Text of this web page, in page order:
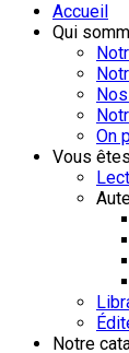
Accueil
Qui
On
Vous êtes
Notre